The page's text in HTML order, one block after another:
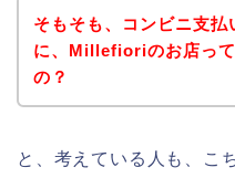
そもそも、コンビニ支払
に、Millefioriのお店っ
の？
と、考えている人も、こ